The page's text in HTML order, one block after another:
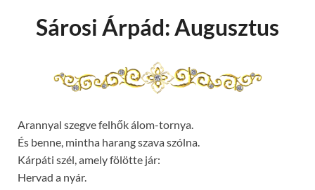
Sárosi Árpád: Augusztus
Arannyal szegve felhők álom-tornya.
És benne, mintha harang szava szólna.
Kárpáti szél, amely fölötte jár:
Hervad a nyár.